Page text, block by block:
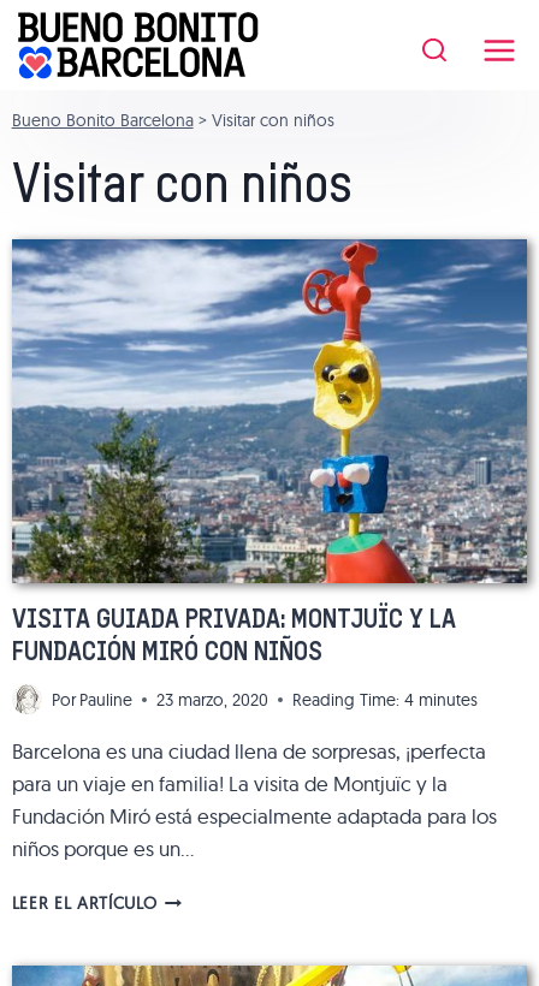
Saltar
contenido
Bueno Bonito Barcelona> Visitar con niños
Visitar con niños
VISITA GUIADA PRIVADA: MONTJUÏC Y LA
FUNDACIÓN MIRÓ CON NIÑOS
Por Pauline 23 marzo, 2020 Reading Time: 4 minutes
Barcelona es una ciudad llena de sorpresas, ¡perfecta
para un viaje en familia! La visita de Montjuïc y la
Fundación Miró está especialmente adaptada para los
niños porque es un…
LEER EL ARTÍCULOVISITA
MONTJUÏC